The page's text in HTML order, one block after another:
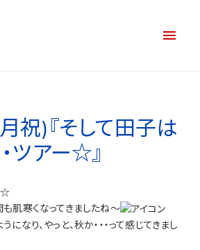
祝)『そして田子は
ツアー☆』
☆
肌寒くなってきましたね～
なり、やっと、秋か・・・って感じてきまし